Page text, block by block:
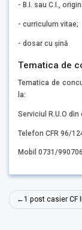
- B.I. sau C.I.,
- curriculum vitae;
- dosar cu șină
Tematica de
Tematica de
la:
Serviciul R.U.O din
Telefon CFR 96/
Mobil 0731/990706
Navigare
în
1 post casier CF II